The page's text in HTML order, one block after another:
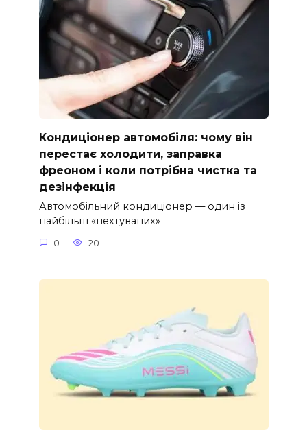
Кондиціонер автомобіля: чому він
перестає холодити, заправка
фреоном і коли потрібна чистка та
дезінфекція
Автомобільний кондиціонер — один із
найбільш «нехтуваних»
0 20